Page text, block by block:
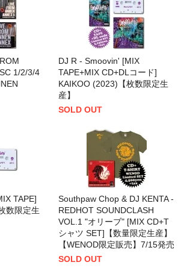
1/2/3/4
DJ R - Smoovin' [MIX
TAPE+MIX CD+DLコード]
KAIKOO (2023)【枚数限定生
産】
SOLD OUT
TAPE]
数限定生
Southpaw Chop & DJ KENTA -
REDHOT SOUNDCLASH
VOL.1 "オリーブ" [MIX CD+T
シャツ SET]【数量限定生産】
【WENOD限定販売】7/15発売
SOLD OUT